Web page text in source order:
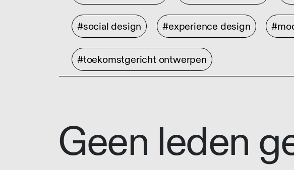
#social design #experience design
#toekomstgericht ontwerpen
Geen leden